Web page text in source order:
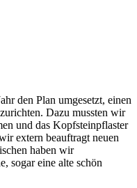
den Plan umgesetzt, einen
Dazu mussten wir
und das Kopfsteinpflaster
extern beauftragt neuen
haben wir
sogar eine alte schön